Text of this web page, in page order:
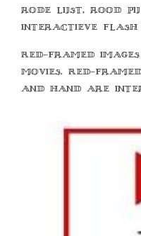
rode lijst, rood
interactieve flash
Red-framed
movies. Red-
and hand are